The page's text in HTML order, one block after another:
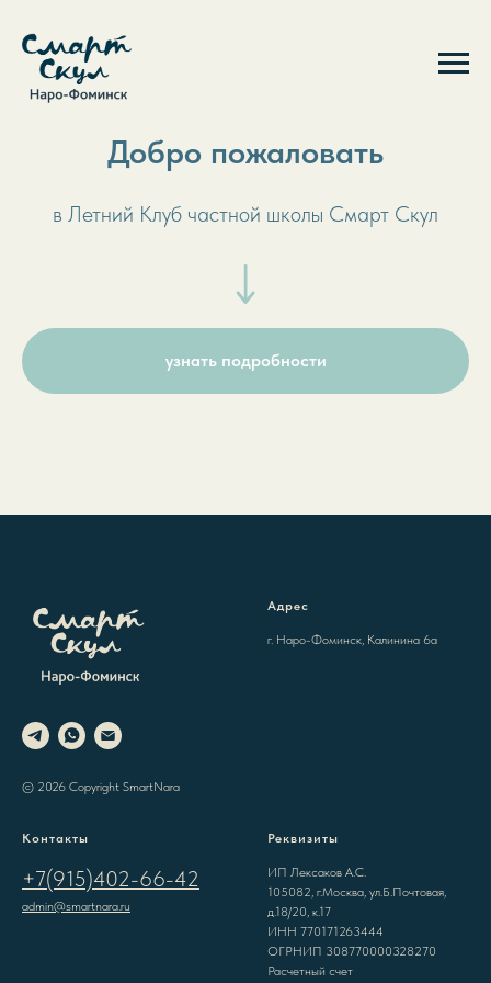
Добро пожаловать
в Летний Клуб частной школы Смарт Скул
узнать подробности
© 2026 Copyright SmartNara
Адрес
г. Наро-Фоминск, Калинина 6а
Контакты
+7(915)402-66-42
admin@smartnara.ru
Реквизиты
ИП Лексаков А.С.
105082, г.Москва, ул.Б.Почтовая,
д.18/20, к.17
ИНН 770171263444
ОГРНИП 308770000328270
Расчетный счет